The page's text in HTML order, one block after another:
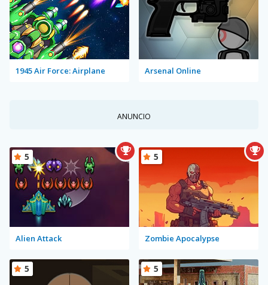
1945 Air Force: Airplane Arsenal Online
ANUNCIO
Alien Attack
5
Zombie Apocalypse
5
5 5